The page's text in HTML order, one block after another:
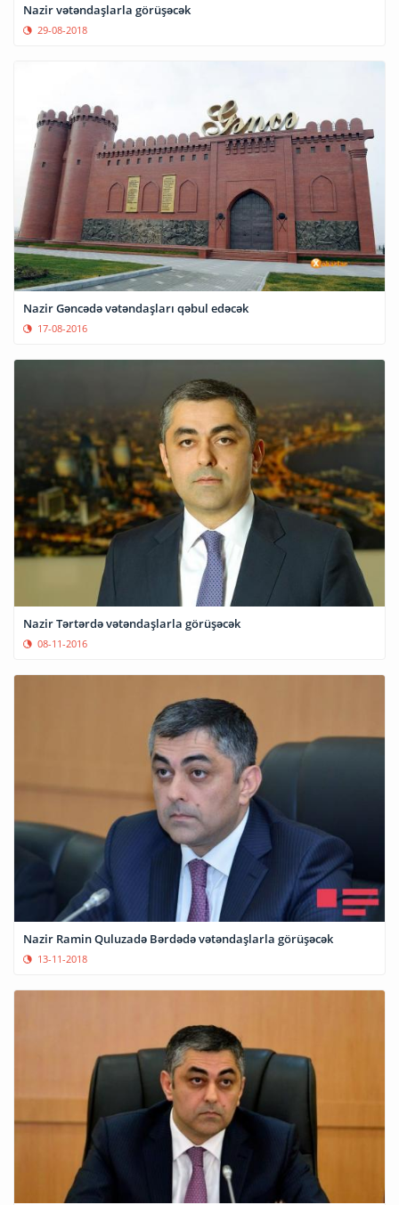
Nazir vətəndaşlarla görüşəcək
29-08-2018
Nazir Gəncədə vətəndaşları qəbul edəcək
17-08-2016
Nazir Tərtərdə vətəndaşlarla görüşəcək
08-11-2016
Nazir Ramin Quluzadə Bərdədə vətəndaşlarla görüşəcək
13-11-2018